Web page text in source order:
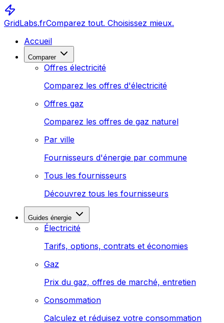
GridLabs.frComparez tout. Choisissez mieux.
Accueil
Comparer
Offres électricité
Comparez les offres d'électricité
Offres gaz
Comparez les offres de gaz naturel
Par ville
Fournisseurs d'énergie par commune
Tous les fournisseurs
Découvrez tous les fournisseurs
Guides énergie
Électricité
Tarifs, options, contrats et économies
Gaz
Prix du gaz, offres de marché, entretien
Consommation
Calculez et réduisez votre consommation